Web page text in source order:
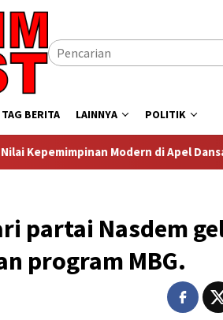
TAG BERITA LAINNYA POLITIK
di Apel Dansat TNI AD 2026
partai Nasdem
program MBG.